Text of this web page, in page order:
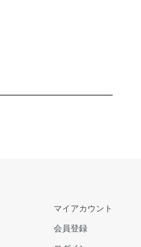
マイアカウント
会員登録